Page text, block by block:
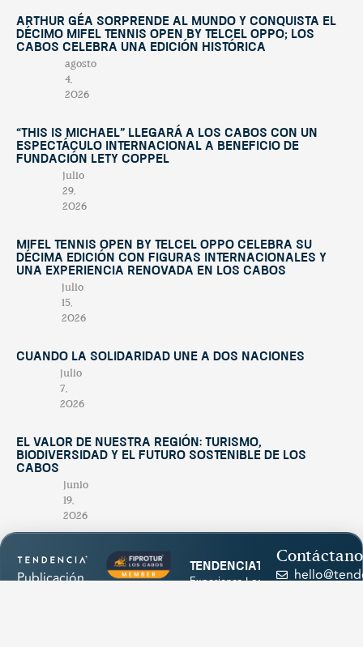
Arthur Géa sorprende al mundo y conquista el
décimo Mifel Tennis Open by Telcel OPPO; Los
Cabos celebra una edición histórica
agosto
4,
2026
“This Is Michael” llegará a Los Cabos con un
espectáculo internacional a beneficio de
Fundación Lety Coppel
julio
29,
2026
Mifel Tennis Open by Telcel Oppo celebra su
décima edición con figuras internacionales y
una experiencia renovada en Los Cabos
julio
15,
2026
Cuando la solidaridad une a dos naciones
julio
7,
2026
El valor de nuestra región: turismo,
biodiversidad y el futuro sostenible de Los
Cabos
junio
19,
2026
Publicación
tendenciatravel
Experience Los Cabos